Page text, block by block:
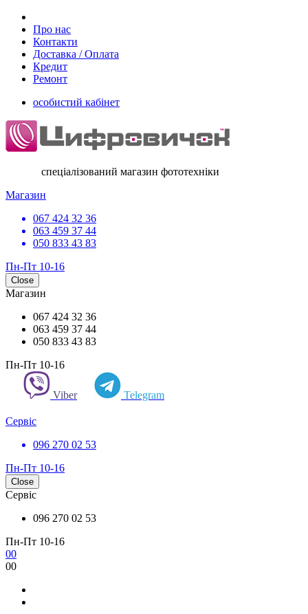
Про нас
Контакти
Доставка / Оплата
Кредит
Ремонт
особистий кабінет
спеціалізований магазин фототехніки
Магазин
067 424 32 36
063 459 37 44
050 833 43 83
Пн-Пт 10-16
Close
Магазин
067 424 32 36
063 459 37 44
050 833 43 83
Пн-Пт 10-16
Viber Telegram
Сервіс
096 270 02 53
Пн-Пт 10-16
Close
Сервіс
096 270 02 53
Пн-Пт 10-16
00
00